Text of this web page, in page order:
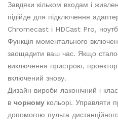
Завдяки кільком входам і
підійде для підключення
Chromecast і HDCast Pro,
Функція моментального
заощадити ваш час. Якщо
виключення пристрою,
включений знову.
Дизайн вироби лаконічний і
в чорному кольорі. Управляти
допомогою пульта